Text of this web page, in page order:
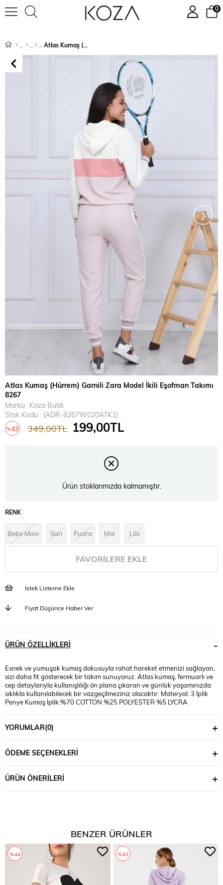
0
Atlas Kumaş (Hürrem) Garnili Zara Model İkili Eşofman Takımı 8267
›
Atlas Kumaş (Hürrem) Garnili Zara Model İkili Eşofman Takımı
8267
Marka : Koza Butik
Stok Kodu
(ADR-8267W020ATK1)
%43 349,00TL 199,00TL
Ürün stoklarımızda kalmamıştır.
RENK
Bebe Mavi Sarı Pudra Mor Lila
FAVORILERE EKLE
İstek Listeme Ekle
Fiyat Düşünce Haber Ver
ÜRÜN ÖZELLIKLERI
Esnek ve yumuşak kumaş dokusuyla rahat hareket etmenizi sağlayan,
sizi daha fit gösterecek bir takım sunuyoruz. Atlas kumaş, fermuarlı ve
cep detaylarıyla kullanışlılığı ön plana çıkaran ve günlük yaşamınızda
sıklıkla kullanılabilecek bir vazgeçilmeziniz olacaktır. Materyal: 3 İplik
Penye Kumaş İplik:%70 COTTON %25 POLYESTER %5 LYCRA
YORUMLAR(0)
ÖDEME SEÇENEKLERI
ÜRÜN ÖNERILERI
BENZER ÜRÜNLER
%44 %43